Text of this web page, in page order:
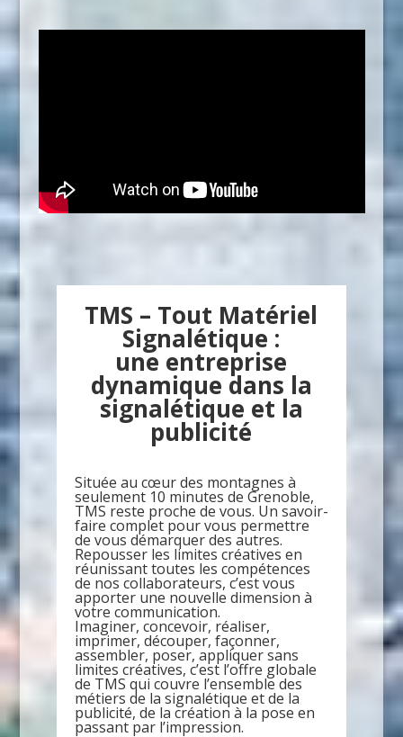
TMS – Tout Matériel
Signalétique :
une entreprise
dynamique dans la
signalétique et la
publicité
Située au cœur des montagnes à
seulement 10 minutes de Grenoble,
TMS reste proche de vous. Un savoir-
faire complet pour vous permettre
de vous démarquer des autres.
Repousser les limites créatives en
réunissant toutes les compétences
de nos collaborateurs, c’est vous
apporter une nouvelle dimension à
votre communication.
Imaginer, concevoir, réaliser,
imprimer, découper, façonner,
assembler, poser, appliquer sans
limites créatives, c’est l’offre globale
de TMS qui couvre l’ensemble des
métiers de la signalétique et de la
publicité, de la création à la pose en
passant par l’impression.